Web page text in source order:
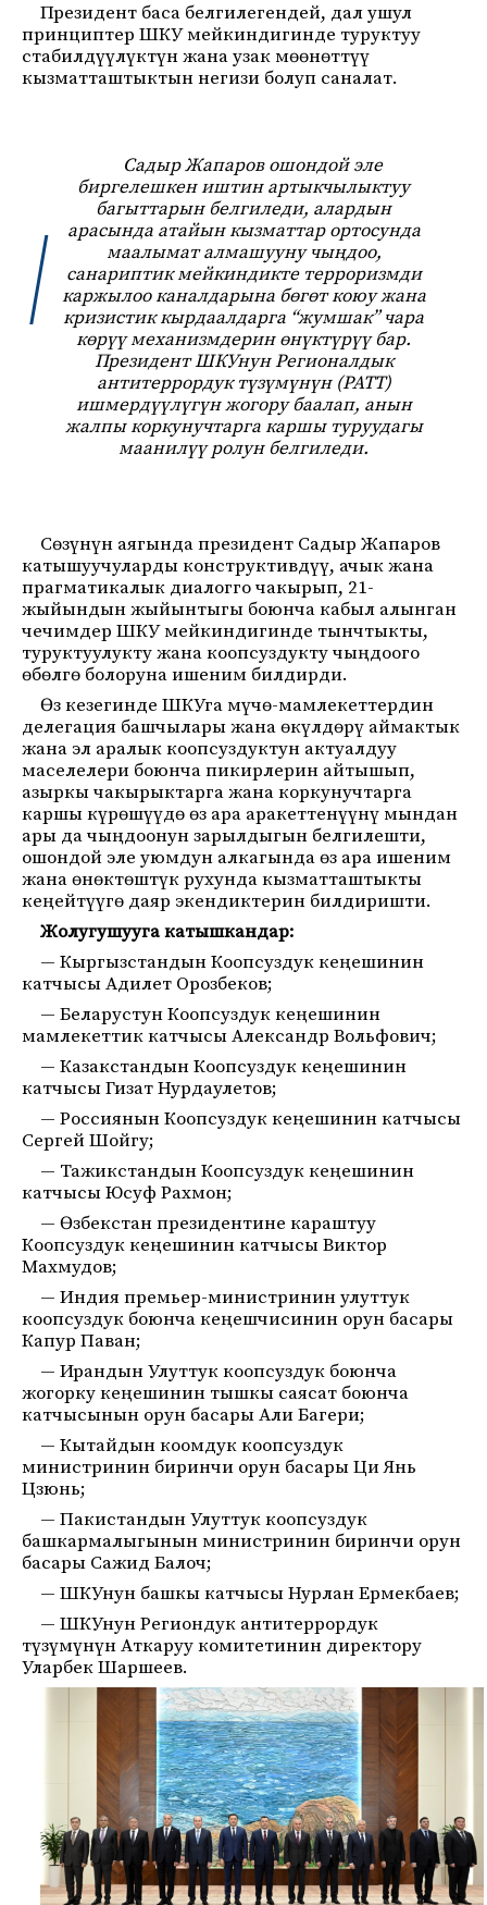
Президент баса белгилегендей, дал ушул
принциптер ШКУ мейкиндигинде туруктуу
стабилдүүлүктүн жана узак мөөнөттүү
кызматташтыктын негизи болуп саналат.
Садыр Жапаров ошондой эле
биргелешкен иштин артыкчылыктуу
багыттарын белгиледи, алардын
арасында атайын кызматтар ортосунда
маалымат алмашууну чыңдоо,
санариптик мейкиндикте терроризмди
каржылоо каналдарына бөгөт коюу жана
кризистик кырдаалдарга “жумшак” чара
көрүү механизмдерин өнүктүрүү бар.
Президент ШКУнун Регионалдык
антитеррордук түзүмүнүн (РАТТ)
ишмердүүлүгүн жогору баалап, анын
жалпы коркунучтарга каршы туруудагы
маанилүү ролун белгиледи.
Сөзүнүн аягында президент Садыр Жапаров
катышуучуларды конструктивдүү, ачык жана
прагматикалык диалогго чакырып, 21-
жыйындын жыйынтыгы боюнча кабыл алынган
чечимдер ШКУ мейкиндигинде тынчтыкты,
туруктуулукту жана коопсуздукту чыңдоого
өбөлгө болоруна ишеним билдирди.
Өз кезегинде ШКУга мүчө-мамлекеттердин
делегация башчылары жана өкүлдөрү аймактык
жана эл аралык коопсуздуктун актуалдуу
маселелери боюнча пикирлерин айтышып,
азыркы чакырыктарга жана коркунучтарга
каршы күрөшүүдө өз ара аракеттенүүнү мындан
ары да чыңдоонун зарылдыгын белгилешти,
ошондой эле уюмдун алкагында өз ара ишеним
жана өнөктөштүк рухунда кызматташтыкты
кеңейтүүгө даяр экендиктерин билдиришти.
Жолугушууга катышкандар:
— Кыргызстандын Коопсуздук кеңешинин
катчысы Адилет Орозбеков;
— Беларустун Коопсуздук кеңешинин
мамлекеттик катчысы Александр Вольфович;
— Казакстандын Коопсуздук кеңешинин
катчысы Гизат Нурдаулетов;
— Россиянын Коопсуздук кеңешинин катчысы
Сергей Шойгу;
— Тажикстандын Коопсуздук кеңешинин
катчысы Юсуф Рахмон;
— Өзбекстан президентине караштуу
Коопсуздук кеңешинин катчысы Виктор
Махмудов;
— Индия премьер-министринин улуттук
коопсуздук боюнча кеңешчисинин орун басары
Капур Паван;
— Ирандын Улуттук коопсуздук боюнча
жогорку кеңешинин тышкы саясат боюнча
катчысынын орун басары Али Багери;
— Кытайдын коомдук коопсуздук
министринин биринчи орун басары Ци Янь
Цзюнь;
— Пакистандын Улуттук коопсуздук
башкармалыгынын министринин биринчи орун
басары Сажид Балоч;
— ШКУнун башкы катчысы Нурлан Ермекбаев;
— ШКУнун Региондук антитеррордук
түзүмүнүн Аткаруу комитетинин директору
Уларбек Шаршеев.